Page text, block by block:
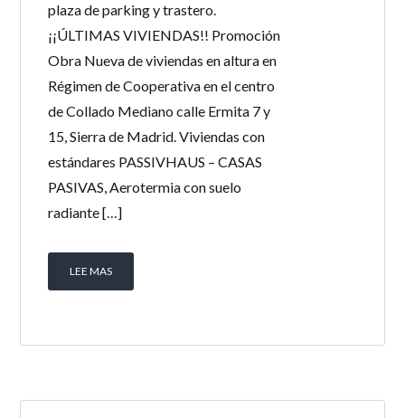
plaza de parking y trastero.
¡¡ÚLTIMAS VIVIENDAS!! Promoción
Obra Nueva de viviendas en altura en
Régimen de Cooperativa en el centro
de Collado Mediano calle Ermita 7 y
15, Sierra de Madrid. Viviendas con
estándares PASSIVHAUS – CASAS
PASIVAS, Aerotermia con suelo
radiante […]
LEE MAS